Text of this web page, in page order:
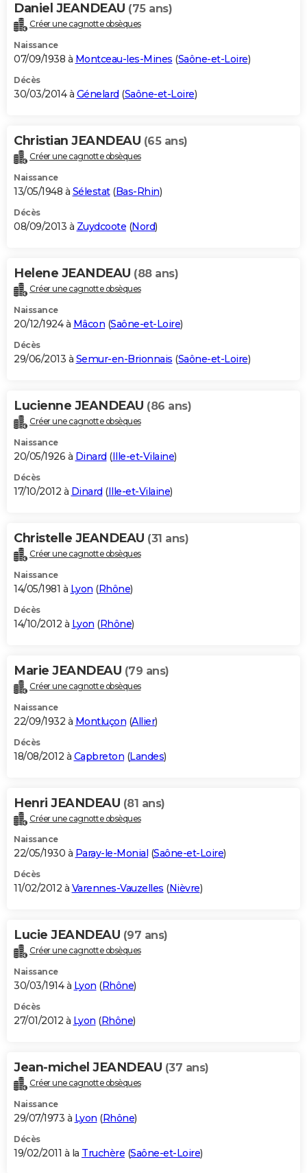
Daniel JEANDEAU (75 ans)
Créer une cagnotte obsèques
Naissance
07/09/1938 à Montceau-les-Mines (Saône-et-Loire)
Décès
30/03/2014 à Génelard (Saône-et-Loire)
Christian JEANDEAU (65 ans)
Créer une cagnotte obsèques
Naissance
13/05/1948 à Sélestat(Bas-Rhin)
Décès
08/09/2013 à Zuydcoote (Nord)
Helene JEANDEAU (88 ans)
Créer une cagnotte obsèques
Naissance
20/12/1924 à Mâcon (Saône-et-Loire)
Décès
29/06/2013 à Semur-en-Brionnais (Saône-et-Loire)
Lucienne JEANDEAU (86 ans)
Créer une cagnotte obsèques
Naissance
20/05/1926 à Dinard (Ille-et-Vilaine)
Décès
17/10/2012 à Dinard (Ille-et-Vilaine)
Christelle JEANDEAU (31 ans)
Créer une cagnotte obsèques
Naissance
14/05/1981 à Lyon (Rhône)
Décès
14/10/2012 à Lyon (Rhône)
Marie JEANDEAU (79 ans)
Créer une cagnotte obsèques
Naissance
22/09/1932 à Montluçon (Allier)
Décès
18/08/2012 à Capbreton (Landes)
Henri JEANDEAU (81 ans)
Créer une cagnotte obsèques
Naissance
22/05/1930 à Paray-le-Monial (Saône-et-Loire)
Décès
11/02/2012 à Varennes-Vauzelles (Nièvre)
Lucie JEANDEAU (97 ans)
Créer une cagnotte obsèques
Naissance
30/03/1914 à Lyon (Rhône)
Décès
27/01/2012 à Lyon (Rhône)
Jean-michel JEANDEAU (37 ans)
Créer une cagnotte obsèques
Naissance
29/07/1973 à Lyon (Rhône)
Décès
19/02/2011 à la Truchère (Saône-et-Loire)